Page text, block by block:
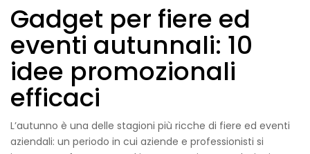
Gadget per fiere ed
eventi autunnali: 10
idee promozionali
efficaci
L’autunno è una delle stagioni più ricche di fiere ed eventi
aziendali: un periodo in cui aziende e professionisti si